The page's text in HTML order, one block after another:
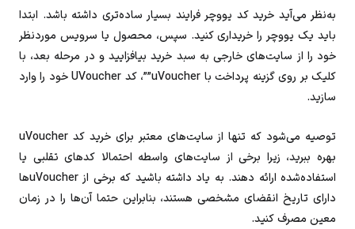
به‌نظر می‌آید خرید کد یووچر فرایند بسیار ساده‌تری داشته باشد. ابتدا
باید یک یووچر را خریداری کنید. سپس، محصول یا سرویس موردنظر
خود را از سایت‌های خارجی به سبد خرید بیافزایید و در مرحله بعد، با
کلیک بر روی گزینه پرداخت با uVoucher””، کد UVoucher خود را وارد
سازید.
توصیه می‌شود که تنها از سایت‌های معتبر برای خرید کد uVoucher
بهره ببرید، زیرا برخی از سایت‌های واسطه احتمالا کدهای تقلبی یا
استفاده‌شده ارائه دهند. به یاد داشته باشید که برخی از uVoucherها
دارای تاریخ انقضای مشخصی هستند، بنابراین حتما آن‌ها را در زمان
معین مصرف کنید.